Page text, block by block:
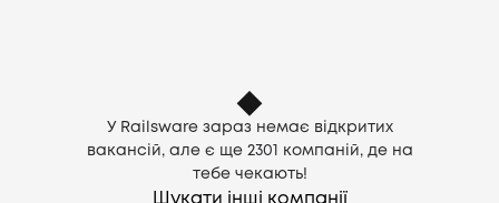
У Railsware зараз немає відкритих
вакансій, але є ще 2301
компаній, де на
тебе чекають!
Шукати інші компанії